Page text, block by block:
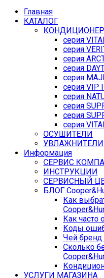
Главная
КАТАЛОГ
серия
серия
серия
серия
серия
серия VIP
серия
серия
серия
серия
ОСУШИТЕЛИ
УВЛАЖНИТЕЛИ
Информация
СЕРВИС
ИНСТРУКЦИИ
СЕРВИСНЫЙ
БЛОГ
Как
Как часто
Коды
Чей бренд
Сколько
УСЛУГИ МАГАЗИНА